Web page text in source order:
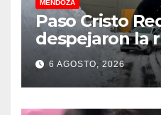
MENDOZA
Paso Cristo
despejaron la
Cuevas antes
temporal con
camiones
6 AGOSTO, 2026